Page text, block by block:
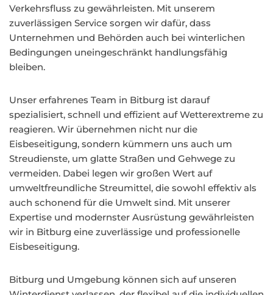
Verkehrsfluss zu gewährleisten. Mit unserem
zuverlässigen Service sorgen wir dafür, dass
Unternehmen und Behörden auch bei winterlichen
Bedingungen uneingeschränkt handlungsfähig
bleiben.
Unser erfahrenes Team in Bitburg ist darauf
spezialisiert, schnell und effizient auf Wetterextreme zu
reagieren. Wir übernehmen nicht nur die
Eisbeseitigung, sondern kümmern uns auch um
Streudienste, um glatte Straßen und Gehwege zu
vermeiden. Dabei legen wir großen Wert auf
umweltfreundliche Streumittel, die sowohl effektiv als
auch schonend für die Umwelt sind. Mit unserer
Expertise und modernster Ausrüstung gewährleisten
wir in Bitburg eine zuverlässige und professionelle
Eisbeseitigung.
Bitburg und Umgebung können sich auf unseren